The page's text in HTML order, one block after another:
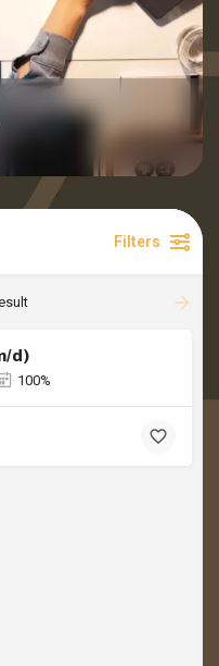
Filters
d)
100%